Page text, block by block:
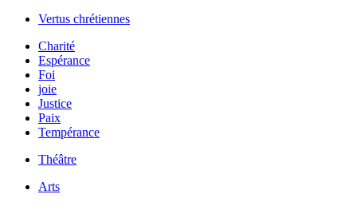
Vertus chrétiennes
Charité
Espérance
Foi
joie
Justice
Paix
Tempérance
Théâtre
Arts